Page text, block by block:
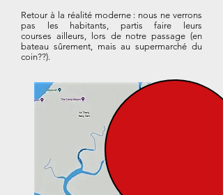
Retour à la réalité moderne : nous ne verrons
pas les habitants, partis faire leurs
courses ailleurs, lors de notre passage (en
bateau sûrement, mais au supermarché du
coin??).